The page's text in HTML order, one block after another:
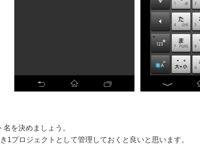
を決めましょう。
1プロジェクトとして管理しておくと良いと思います。